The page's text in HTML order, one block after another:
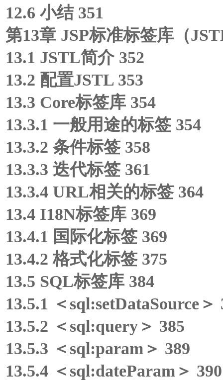
12.6 小结 351
第13章 JSP标准标签库（
13.1 JSTL简介 352
13.2 配置JSTL 353
13.3 Core标签库 354
13.3.1 一般用途的标签 354
13.3.2 条件标签 358
13.3.3 迭代标签 361
13.3.4 URL相关的标签 364
13.4 I18N标签库 369
13.4.1 国际化标签 369
13.4.2 格式化标签 375
13.5 SQL标签库 384
13.5.1 ＜sql:setDataSource＞
13.5.2 ＜sql:query＞ 385
13.5.3 ＜sql:param＞ 389
13.5.4 ＜sql:dateParam＞ 390